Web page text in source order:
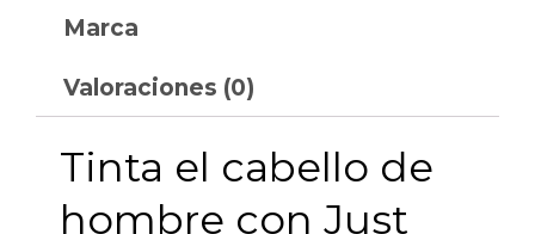
Marca
Valoraciones (0)
Tinta el cabello de
hombre con Just